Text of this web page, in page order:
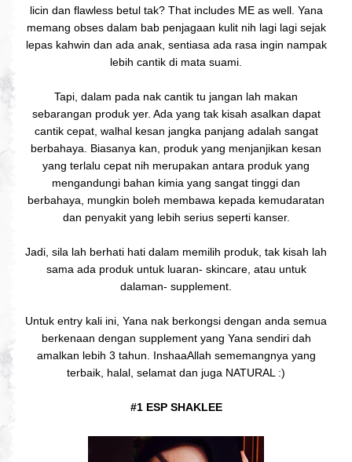
licin dan flawless betul tak? That includes ME as well. Yana
memang obses dalam bab penjagaan kulit nih lagi lagi sejak
lepas kahwin dan ada anak, sentiasa ada rasa ingin nampak
lebih cantik di mata suami.
Tapi, dalam pada nak cantik tu jangan lah makan
sebarangan produk yer. Ada yang tak kisah asalkan dapat
cantik cepat, walhal kesan jangka panjang adalah sangat
berbahaya. Biasanya kan, produk yang menjanjikan kesan
yang terlalu cepat nih merupakan antara produk yang
mengandungi bahan kimia yang sangat tinggi dan
berbahaya, mungkin boleh membawa kepada kemudaratan
dan penyakit yang lebih serius seperti kanser.
Jadi, sila lah berhati hati dalam memilih produk, tak kisah lah
sama ada produk untuk luaran- skincare, atau untuk
dalaman- supplement.
Untuk entry kali ini, Yana nak berkongsi dengan anda semua
berkenaan dengan supplement yang Yana sendiri dah
amalkan lebih 3 tahun. InshaaAllah sememangnya yang
terbaik, halal, selamat dan juga NATURAL :)
#1 ESP SHAKLEE